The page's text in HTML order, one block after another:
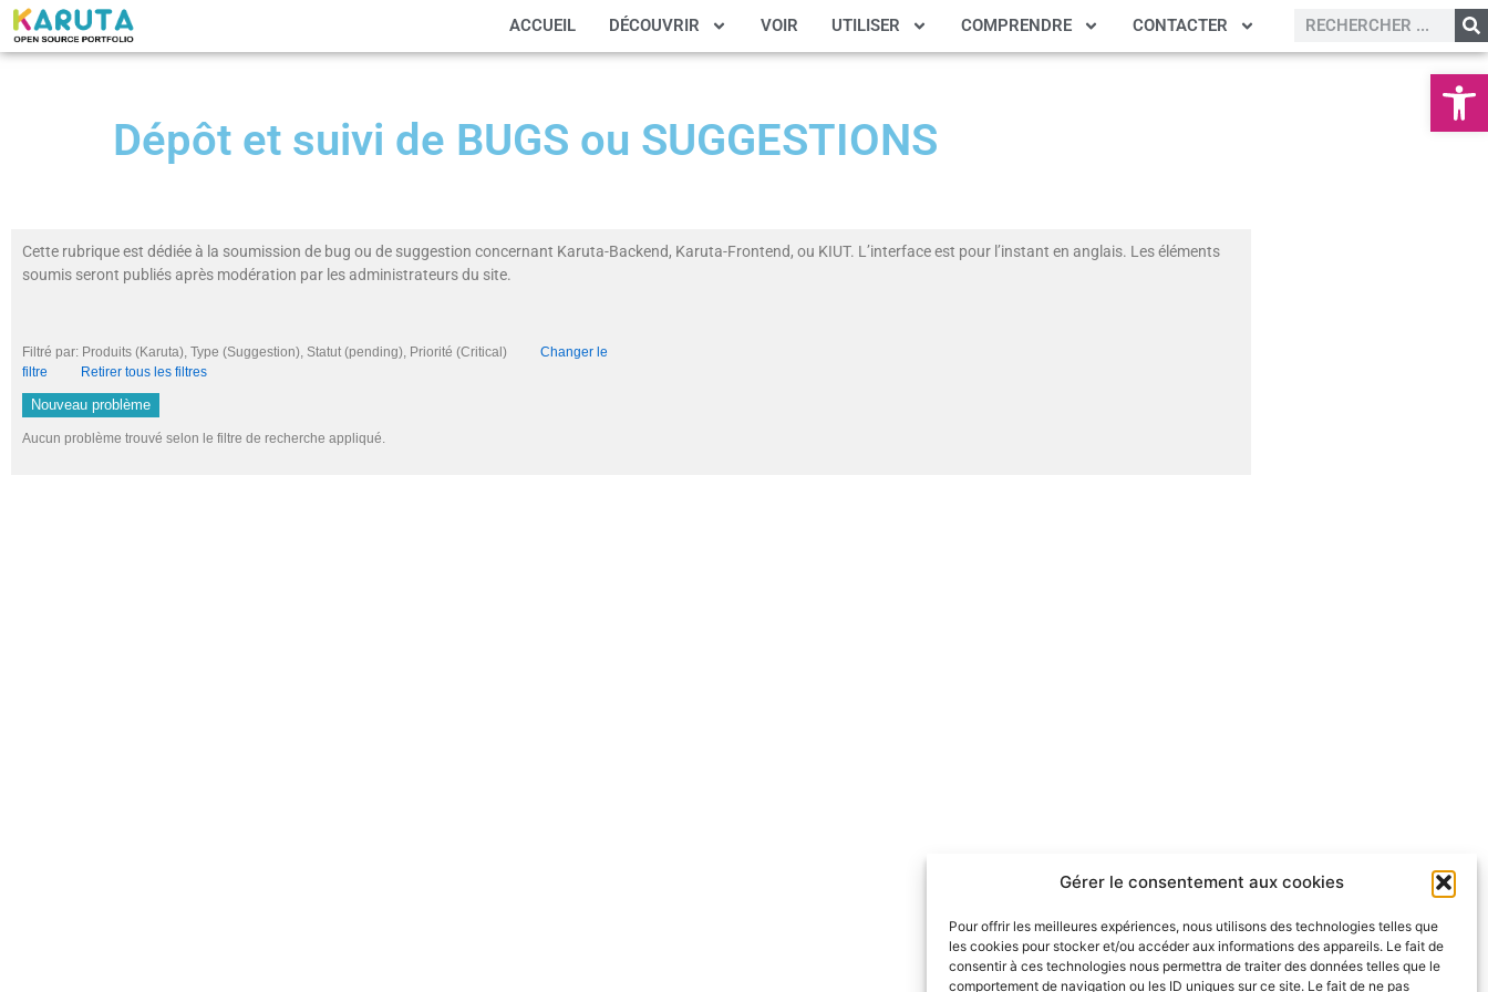
Ouvrir
Gérer le consentement aux cookies
Pour offrir les meilleures expériences, nous utilisons des technologies telles que
les cookies pour stocker et/ou accéder aux informations des appareils. Le fait de
consentir à ces technologies nous permettra de traiter des données telles que le
comportement de navigation ou les ID uniques sur ce site. Le fait de ne pas
ACCUEIL DÉCOUVRIR VOIR UTILISER COMPRENDRE CONTACTER
Dépôt et suivi de BUGS ou SUGGESTIONS
Cette rubrique est dédiée à la soumission de bug ou de suggestion concernant Karuta-Backend, Karuta-Frontend, ou KIUT. L’interface est pour l’instant en anglais. Les éléments
soumis seront publiés après modération par les administrateurs du site.
Filtré par: Produits (Karuta), Type (Suggestion), Statut (pending), Priorité (Critical) Changer le
filtre
Retirer tous les filtres
Nouveau problème
Aucun problème trouvé selon le filtre de recherche appliqué.